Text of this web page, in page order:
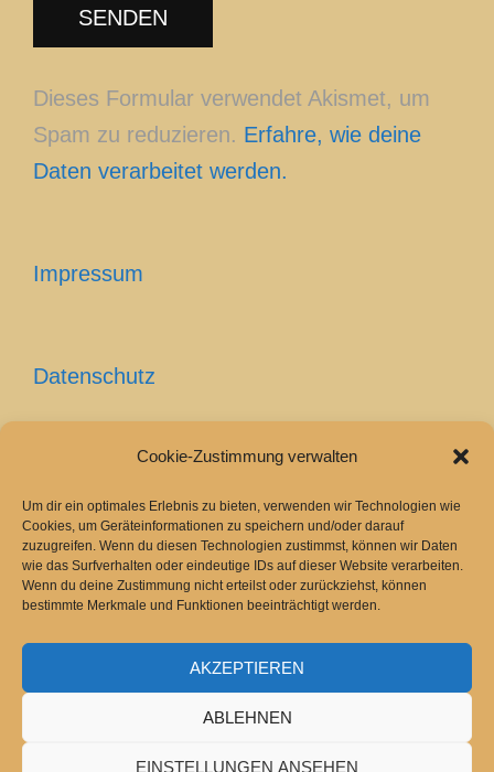
Cookie-Zustimmung verwalten
Um dir ein optimales Erlebnis zu bieten, verwenden wir Technologien wie
Cookies, um Geräteinformationen zu speichern und/oder darauf
zuzugreifen. Wenn du diesen Technologien zustimmst, können wir Daten
wie das Surfverhalten oder eindeutige IDs auf dieser Website verarbeiten.
Wenn du deine Zustimmung nicht erteilst oder zurückziehst, können
bestimmte Merkmale und Funktionen beeinträchtigt werden.
AKZEPTIEREN
ABLEHNEN
EINSTELLUNGEN ANSEHEN
Dieses Formular verwendet Akismet, um
Spam zu reduzieren. Erfahre, wie deine
Daten verarbeitet werden.
Impressum
Datenschutz
Bergamasker Hirtenhund